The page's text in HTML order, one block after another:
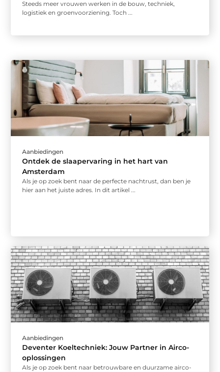
Steeds meer vrouwen werken in de bouw, techniek,
logistiek en groenvoorziening. Toch ...
Aanbiedingen
Ontdek de slaapervaring in het hart van
Amsterdam
Als je op zoek bent naar de perfecte nachtrust, dan ben je
hier aan het juiste adres. In dit artikel ...
Aanbiedingen
Deventer Koeltechniek: Jouw Partner in Airco-
oplossingen
Als je op zoek bent naar betrouwbare en duurzame airco-